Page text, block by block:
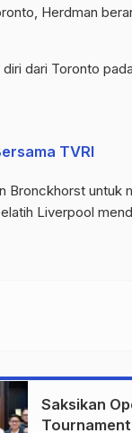
Herdman
dari Toronto
TVRI
Bronckhorst untuk
Liverpool
Saksikan